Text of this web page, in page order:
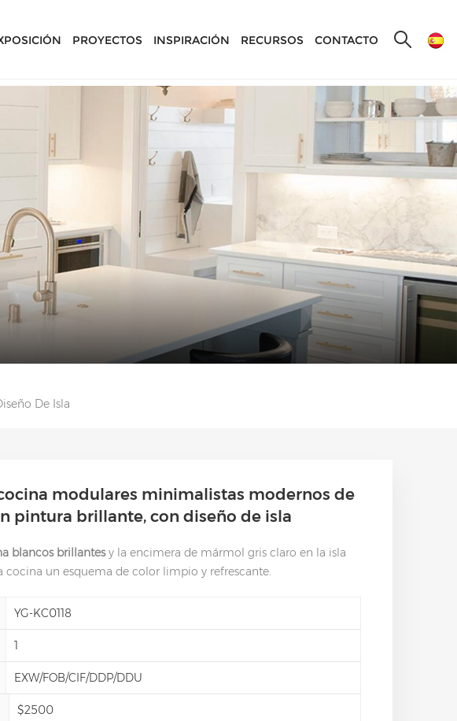
PROYECTOS INSPIRACIÓN RECURSOS CONTACTO
De Isla
modulares minimalistas modernos de
pintura brillante, con diseño de isla
blancos brillantesy la encimera de mármol gris claro en la isla
cocina un esquema de color limpio y refrescante.
YG-KC0118
1
EXW/FOB/CIF/DDP/DDU
$2500